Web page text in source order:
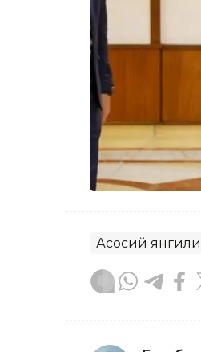
Асосий